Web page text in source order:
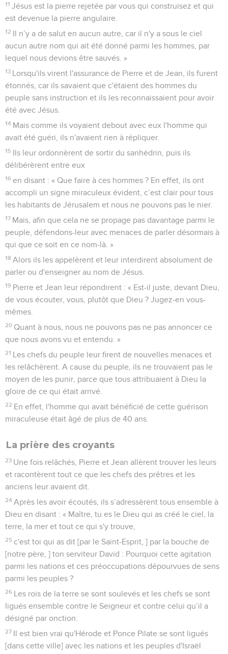
11 Jésus est la pierre rejetée par vous qui construisez et qui
est devenue la pierre angulaire.
12 Il n’y a de salut en aucun autre, car il n'y a sous le ciel
aucun autre nom qui ait été donné parmi les hommes, par
lequel nous devions être sauvés. »
13 Lorsqu'ils virent l'assurance de Pierre et de Jean, ils furent
étonnés, car ils savaient que c'étaient des hommes du
peuple sans instruction et ils les reconnaissaient pour avoir
été avec Jésus.
14 Mais comme ils voyaient debout avec eux l'homme qui
avait été guéri, ils n'avaient rien à répliquer.
15 Ils leur ordonnèrent de sortir du sanhédrin, puis ils
délibérèrent entre eux
16 en disant : « Que faire à ces hommes ? En effet, ils ont
accompli un signe miraculeux évident, c’est clair pour tous
les habitants de Jérusalem et nous ne pouvons pas le nier.
17 Mais, afin que cela ne se propage pas davantage parmi le
peuple, défendons-leur avec menaces de parler désormais à
qui que ce soit en ce nom-là. »
18 Alors ils les appelèrent et leur interdirent absolument de
parler ou d'enseigner au nom de Jésus.
19 Pierre et Jean leur répondirent : « Est-il juste, devant Dieu,
de vous écouter, vous, plutôt que Dieu ? Jugez-en vous-
mêmes.
20 Quant à nous, nous ne pouvons pas ne pas annoncer ce
que nous avons vu et entendu. »
21 Les chefs du peuple leur firent de nouvelles menaces et
les relâchèrent. A cause du peuple, ils ne trouvaient pas le
moyen de les punir, parce que tous attribuaient à Dieu la
gloire de ce qui était arrivé.
22 En effet, l'homme qui avait bénéficié de cette guérison
miraculeuse était âgé de plus de 40 ans.
La prière des croyants
23 Une fois relâchés, Pierre et Jean allèrent trouver les leurs
et racontèrent tout ce que les chefs des prêtres et les
anciens leur avaient dit.
24 Après les avoir écoutés, ils s’adressèrent tous ensemble à
Dieu en disant : « Maître, tu es le Dieu qui as créé le ciel, la
terre, la mer et tout ce qui s'y trouve,
25 c'est toi qui as dit [par le Saint-Esprit, ] par la bouche de
[notre père, ] ton serviteur David : Pourquoi cette agitation
parmi les nations et ces préoccupations dépourvues de sens
parmi les peuples ?
26 Les rois de la terre se sont soulevés et les chefs se sont
ligués ensemble contre le Seigneur et contre celui qu’il a
désigné par onction.
27 Il est bien vrai qu'Hérode et Ponce Pilate se sont ligués
[dans cette ville] avec les nations et les peuples d'Israël